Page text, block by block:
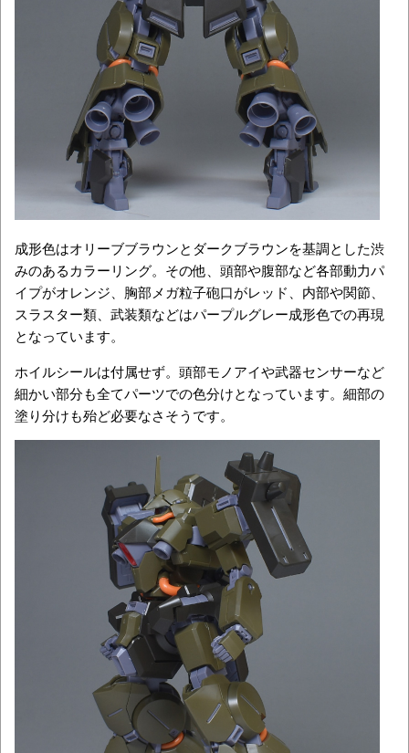
成形色はオリーブブラウンとダークブラウンを基調とした渋
みのあるカラーリング。その他、頭部や腹部など各部動力パ
イプがオレンジ、胸部メガ粒子砲口がレッド、内部や関節、
スラスター類、武装類などはパープルグレー成形色での再現
となっています。
ホイルシールは付属せず。頭部モノアイや武器センサーなど
細かい部分も全てパーツでの色分けとなっています。細部の
塗り分けも殆ど必要なさそうです。